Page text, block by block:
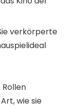
verkörperte
wie sie